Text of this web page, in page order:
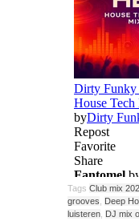
Tags Club mix
grooves
Deep
luisteren DJ mix